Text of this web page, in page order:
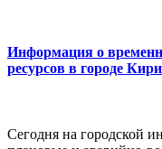
Информация о
ресурсов в городе
Сегодня на городской